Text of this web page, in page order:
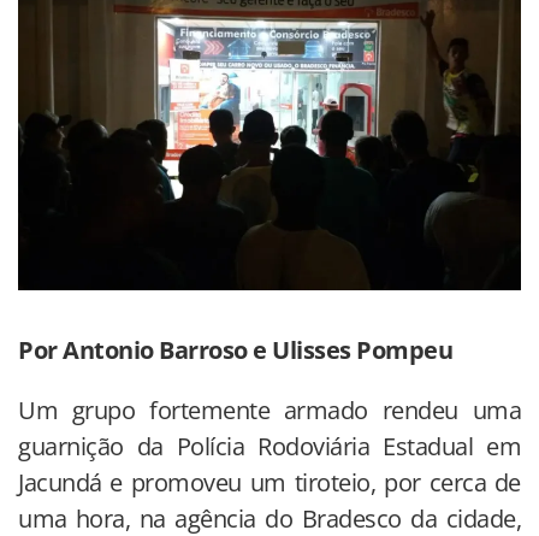
Por Antonio Barroso e Ulisses Pompeu
Um grupo fortemente armado rendeu uma
guarnição da Polícia Rodoviária Estadual em
Jacundá e promoveu um tiroteio, por cerca de
uma hora, na agência do Bradesco da cidade,